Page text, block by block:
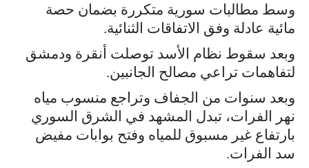
وسط مطالبات سورية متكررة بضمان حصة
مائية عادلة وفق الاتفاقات الثنائية.
وبعد سقوط نظام الأسد توصلت أنقرة ودمشق
لتفاهمات تراعي مصالح الجانبين.
وبعد سنوات من الجفاف وتراجع منسوب مياه
نهر الفرات، تبدل المشهد في الشرق السوري
بارتفاع غير مسبوق للمياه وفتح بوابات مفيض
سد الفرات.